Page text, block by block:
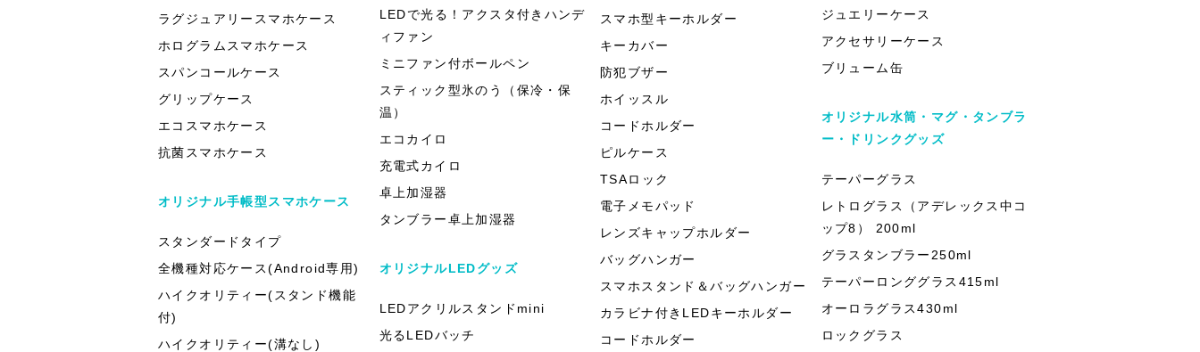
ラグジュアリースマホケース
ホログラムスマホケース
スパンコールケース
グリップケース
エコスマホケース
抗菌スマホケース
オリジナル手帳型スマホケース
スタンダードタイプ
全機種対応ケース(Android専用)
ハイクオリティー(スタンド機能
付)
ハイクオリティー(溝なし)
LEDで光る！アクスタ付きハンデ
ィファン
ミニファン付ボールペン
スティック型氷のう（保冷・保
温）
エコカイロ
充電式カイロ
卓上加湿器
タンブラー卓上加湿器
オリジナルLEDグッズ
LEDアクリルスタンドmini
光るLEDバッチ
スマホ型キーホルダー
キーカバー
防犯ブザー
ホイッスル
コードホルダー
ピルケース
TSAロック
電子メモパッド
レンズキャップホルダー
バッグハンガー
スマホスタンド＆バッグハンガー
カラビナ付きLEDキーホルダー
コードホルダー
ジュエリーケース
アクセサリーケース
ブリューム缶
オリジナル水筒・マグ・タンブラ
ー・ドリンクグッズ
テーパーグラス
レトログラス（アデレックス中コ
ップ8） 200ml
グラスタンブラー250ml
テーパーロンググラス415ml
オーロラグラス430ml
ロックグラス